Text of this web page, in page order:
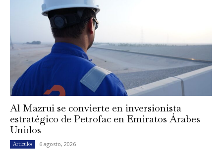
Al Mazrui se convierte en inversionista
estratégico de Petrofac en Emiratos Árabes
Unidos
Artículos 6 agosto, 2026